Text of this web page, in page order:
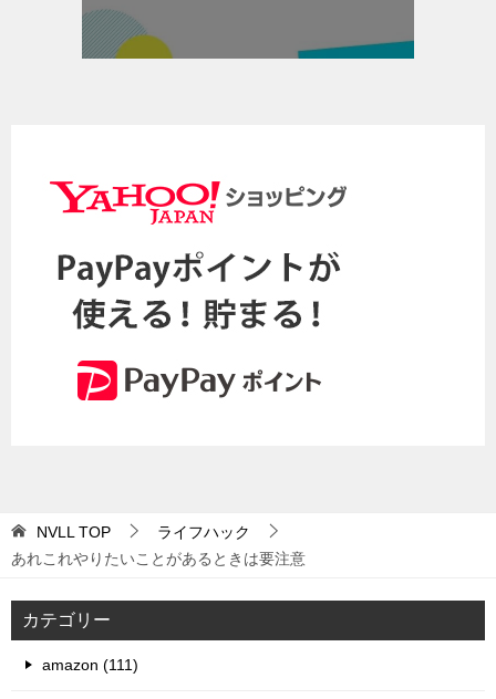
NVLLTOP
ライフハック
あれこれやりたいことがあるときは要注意
カテゴリー
amazon (111)